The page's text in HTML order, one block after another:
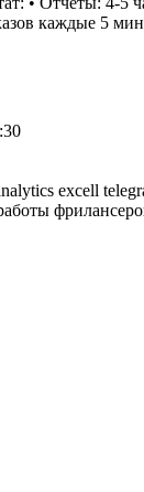
каждые 5
excell